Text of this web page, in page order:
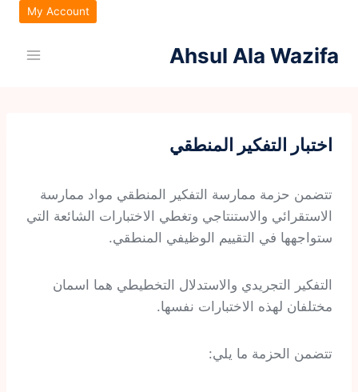
المحتوى
My Account
Ahsul Ala Wazifa
اختبار التفكير المنطقي
تتضمن حزمة ممارسة التفكير المنطقي مواد ممارسة
الاستقرائي والاستنتاجي وتغطي الاختبارات الشائعة التي
ستواجهها في التقييم الوظيفي المنطقي.
التفكير التجريدي والاستدلال التخطيطي هما اسمان
مختلفان لهذه الاختبارات نفسها.
تتضمن الحزمة ما يلي: